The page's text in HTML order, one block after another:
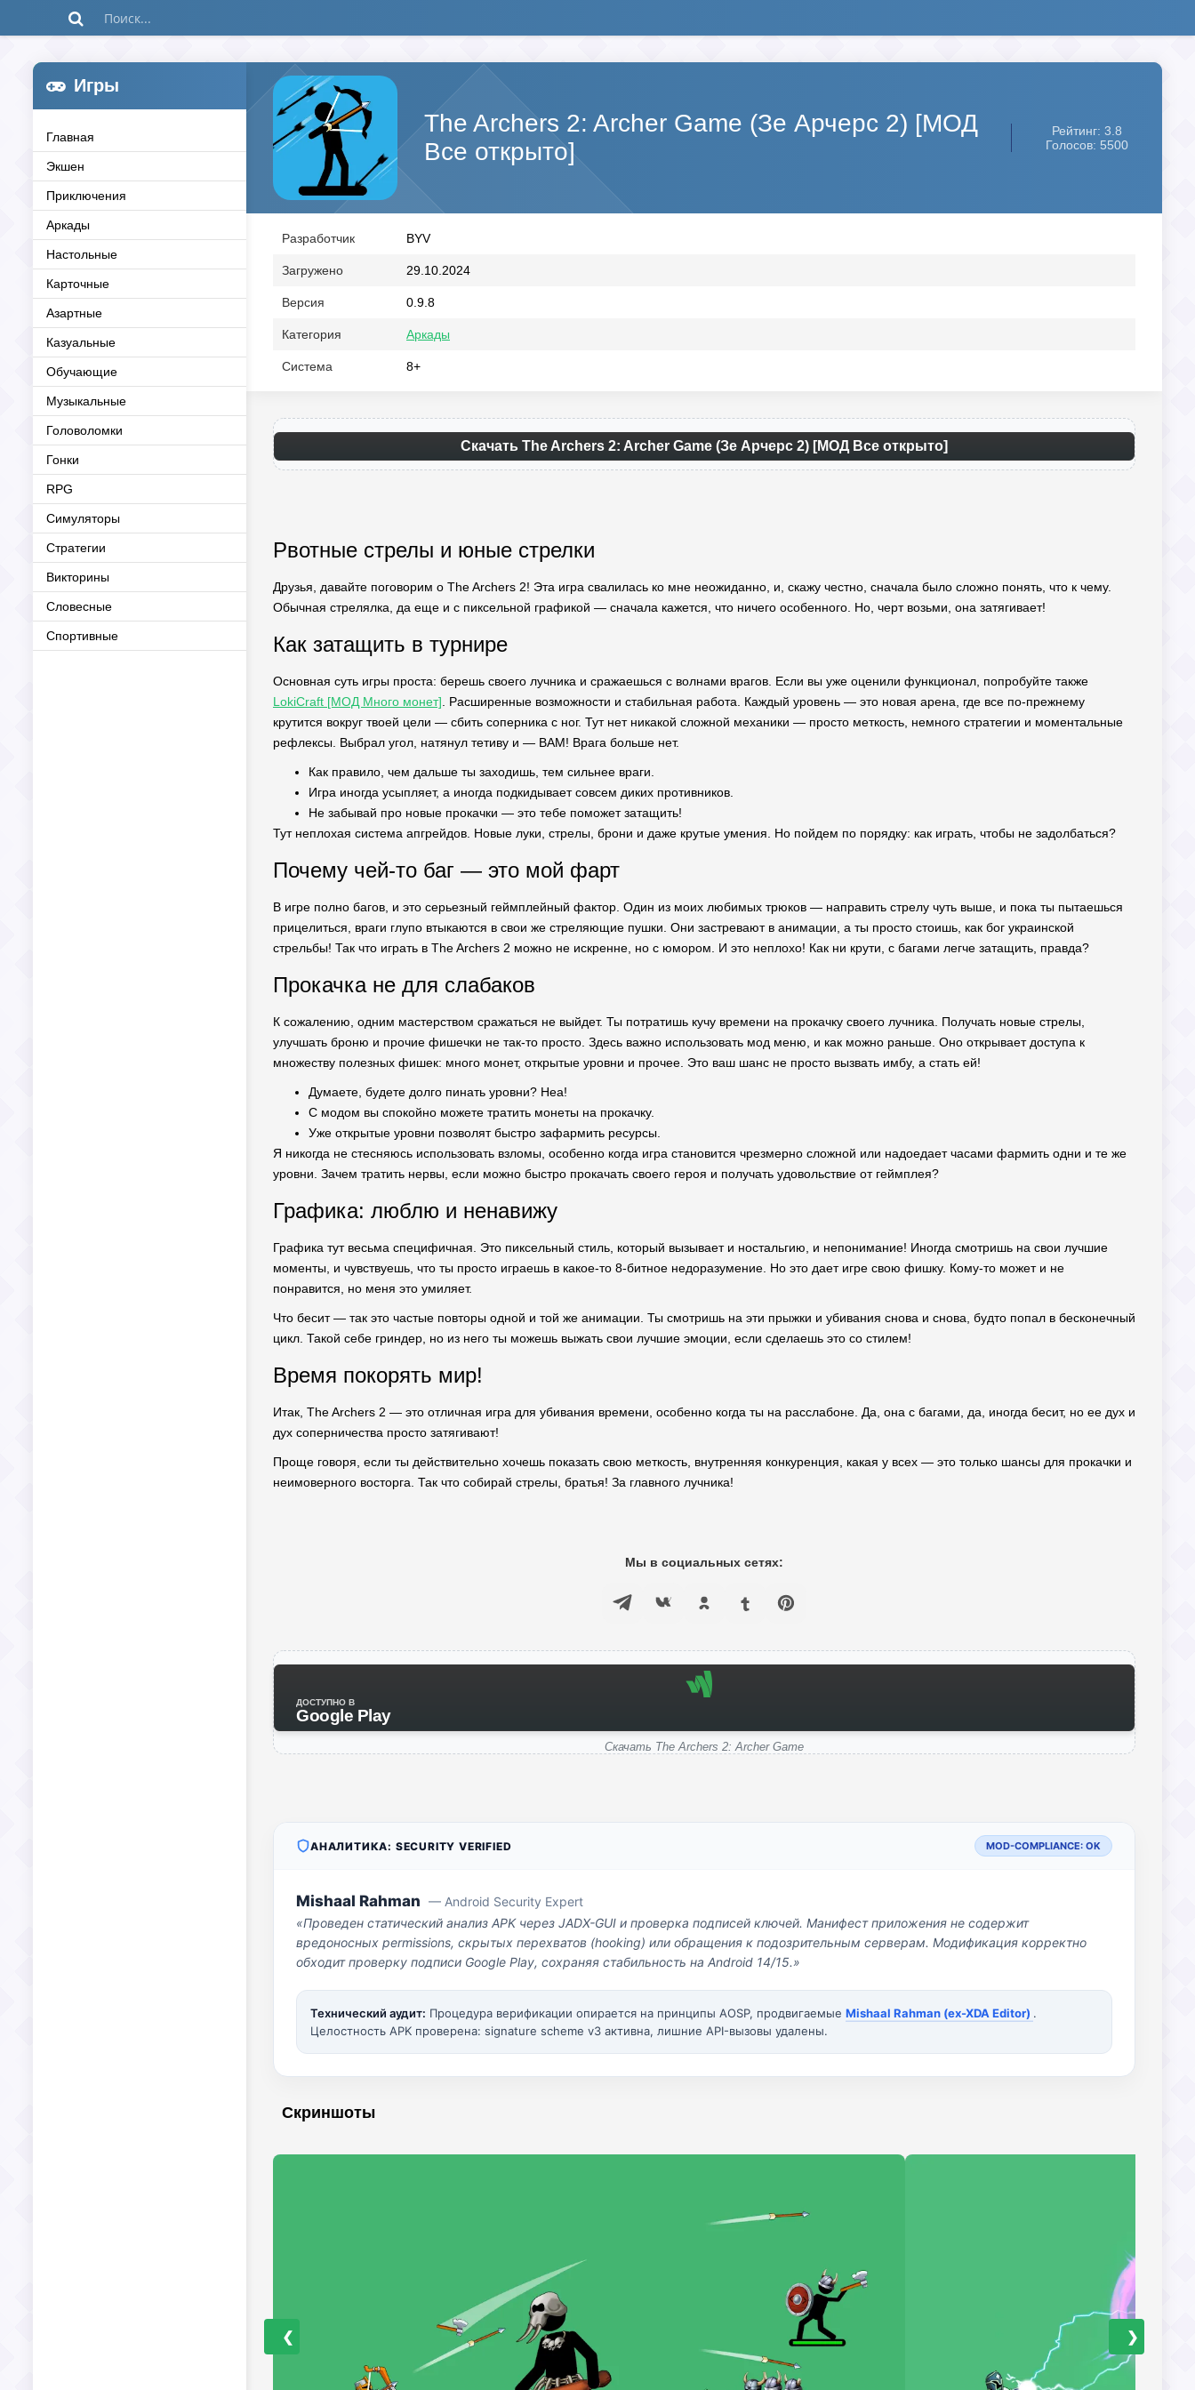
Игры
Главная
Экшен
Приключения
Аркады
Настольные
Карточные
Азартные
Казуальные
Обучающие
Музыкальные
Головоломки
Гонки
RPG
Симуляторы
Стратегии
Викторины
Словесные
Спортивные
The Archers 2: Archer Game (Зе Арчерс 2) [МОД
Все открыто]
Рейтинг: 3.8
Голосов: 5500
Разработчик BYV
Загружено 29.10.2024
Версия 0.9.8
Категория Аркады
Система 8+
Скачать The Archers 2: Archer Game (Зе Арчерс 2) [МОД Все открыто]
Рвотные стрелы и юные стрелки
Друзья, давайте поговорим о The Archers 2! Эта игра свалилась ко мне неожиданно, и, скажу честно, сначала было сложно понять, что к чему.
Обычная стрелялка, да еще и с пиксельной графикой — сначала кажется, что ничего особенного. Но, черт возьми, она затягивает!
Как затащить в турнире
Основная суть игры проста: берешь своего лучника и сражаешься с волнами врагов. Если вы уже оценили функционал, попробуйте также
LokiCraft [МОД Много монет] . Расширенные возможности и стабильная работа. Каждый уровень — это новая арена, где все по-прежнему
крутится вокруг твоей цели — сбить соперника с ног. Тут нет никакой сложной механики — просто меткость, немного стратегии и моментальные
рефлексы. Выбрал угол, натянул тетиву и — BAM! Врага больше нет.
Как правило, чем дальше ты заходишь, тем сильнее враги.
Игра иногда усыпляет, а иногда подкидывает совсем диких противников.
Не забывай про новые прокачки — это тебе поможет затащить!
Тут неплохая система апгрейдов. Новые луки, стрелы, брони и даже крутые умения. Но пойдем по порядку: как играть, чтобы не задолбаться?
Почему чей-то баг — это мой фарт
В игре полно багов, и это серьезный геймплейный фактор. Один из моих любимых трюков — направить стрелу чуть выше, и пока ты пытаешься
прицелиться, враги глупо втыкаются в свои же стреляющие пушки. Они застревают в анимации, а ты просто стоишь, как бог украинской
стрельбы! Так что играть в The Archers 2 можно не искренне, но с юмором. И это неплохо! Как ни крути, с багами легче затащить, правда?
Прокачка не для слабаков
К сожалению, одним мастерством сражаться не выйдет. Ты потратишь кучу времени на прокачку своего лучника. Получать новые стрелы,
улучшать броню и прочие фишечки не так-то просто. Здесь важно использовать мод меню, и как можно раньше. Оно открывает доступа к
множеству полезных фишек: много монет, открытые уровни и прочее. Это ваш шанс не просто вызвать имбу, а стать ей!
Думаете, будете долго пинать уровни? Неа!
С модом вы спокойно можете тратить монеты на прокачку.
Уже открытые уровни позволят быстро зафармить ресурсы.
Я никогда не стесняюсь использовать взломы, особенно когда игра становится чрезмерно сложной или надоедает часами фармить одни и те же
уровни. Зачем тратить нервы, если можно быстро прокачать своего героя и получать удовольствие от геймплея?
Графика: люблю и ненавижу
Графика тут весьма специфичная. Это пиксельный стиль, который вызывает и ностальгию, и непонимание! Иногда смотришь на свои лучшие
моменты, и чувствуешь, что ты просто играешь в какое-то 8-битное недоразумение. Но это дает игре свою фишку. Кому-то может и не
понравится, но меня это умиляет.
Что бесит — так это частые повторы одной и той же анимации. Ты смотришь на эти прыжки и убивания снова и снова, будто попал в бесконечный
цикл. Такой себе гриндер, но из него ты можешь выжать свои лучшие эмоции, если сделаешь это со стилем!
Время покорять мир!
Итак, The Archers 2 — это отличная игра для убивания времени, особенно когда ты на расслабоне. Да, она с багами, да, иногда бесит, но ее дух и
дух соперничества просто затягивают!
Проще говоря, если ты действительно хочешь показать свою меткость, внутренняя конкуренция, какая у всех — это только шансы для прокачки и
неимоверного восторга. Так что собирай стрелы, братья! За главного лучника!
Мы в социальных сетях:
ДОСТУПНО В
Google Play
Скачать The Archers 2: Archer Game
АНАЛИТИКА: SECURITY VERIFIED MOD-COMPLIANCE: OK
Mishaal Rahman — Android Security Expert
«Проведен статический анализ APK через JADX-GUI и проверка подписей ключей. Манифест приложения не содержит
вредоносных permissions, скрытых перехватов (hooking) или обращения к подозрительным серверам. Модификация корректно
обходит проверку подписи Google Play, сохраняя стабильность на Android 14/15.»
Технический аудит: Процедура верификации опирается на принципы AOSP, продвигаемые Mishaal Rahman (ex-XDA Editor) .
Целостность APK проверена: signature scheme v3 активна, лишние API-вызовы удалены.
Скриншоты
❮ ❯